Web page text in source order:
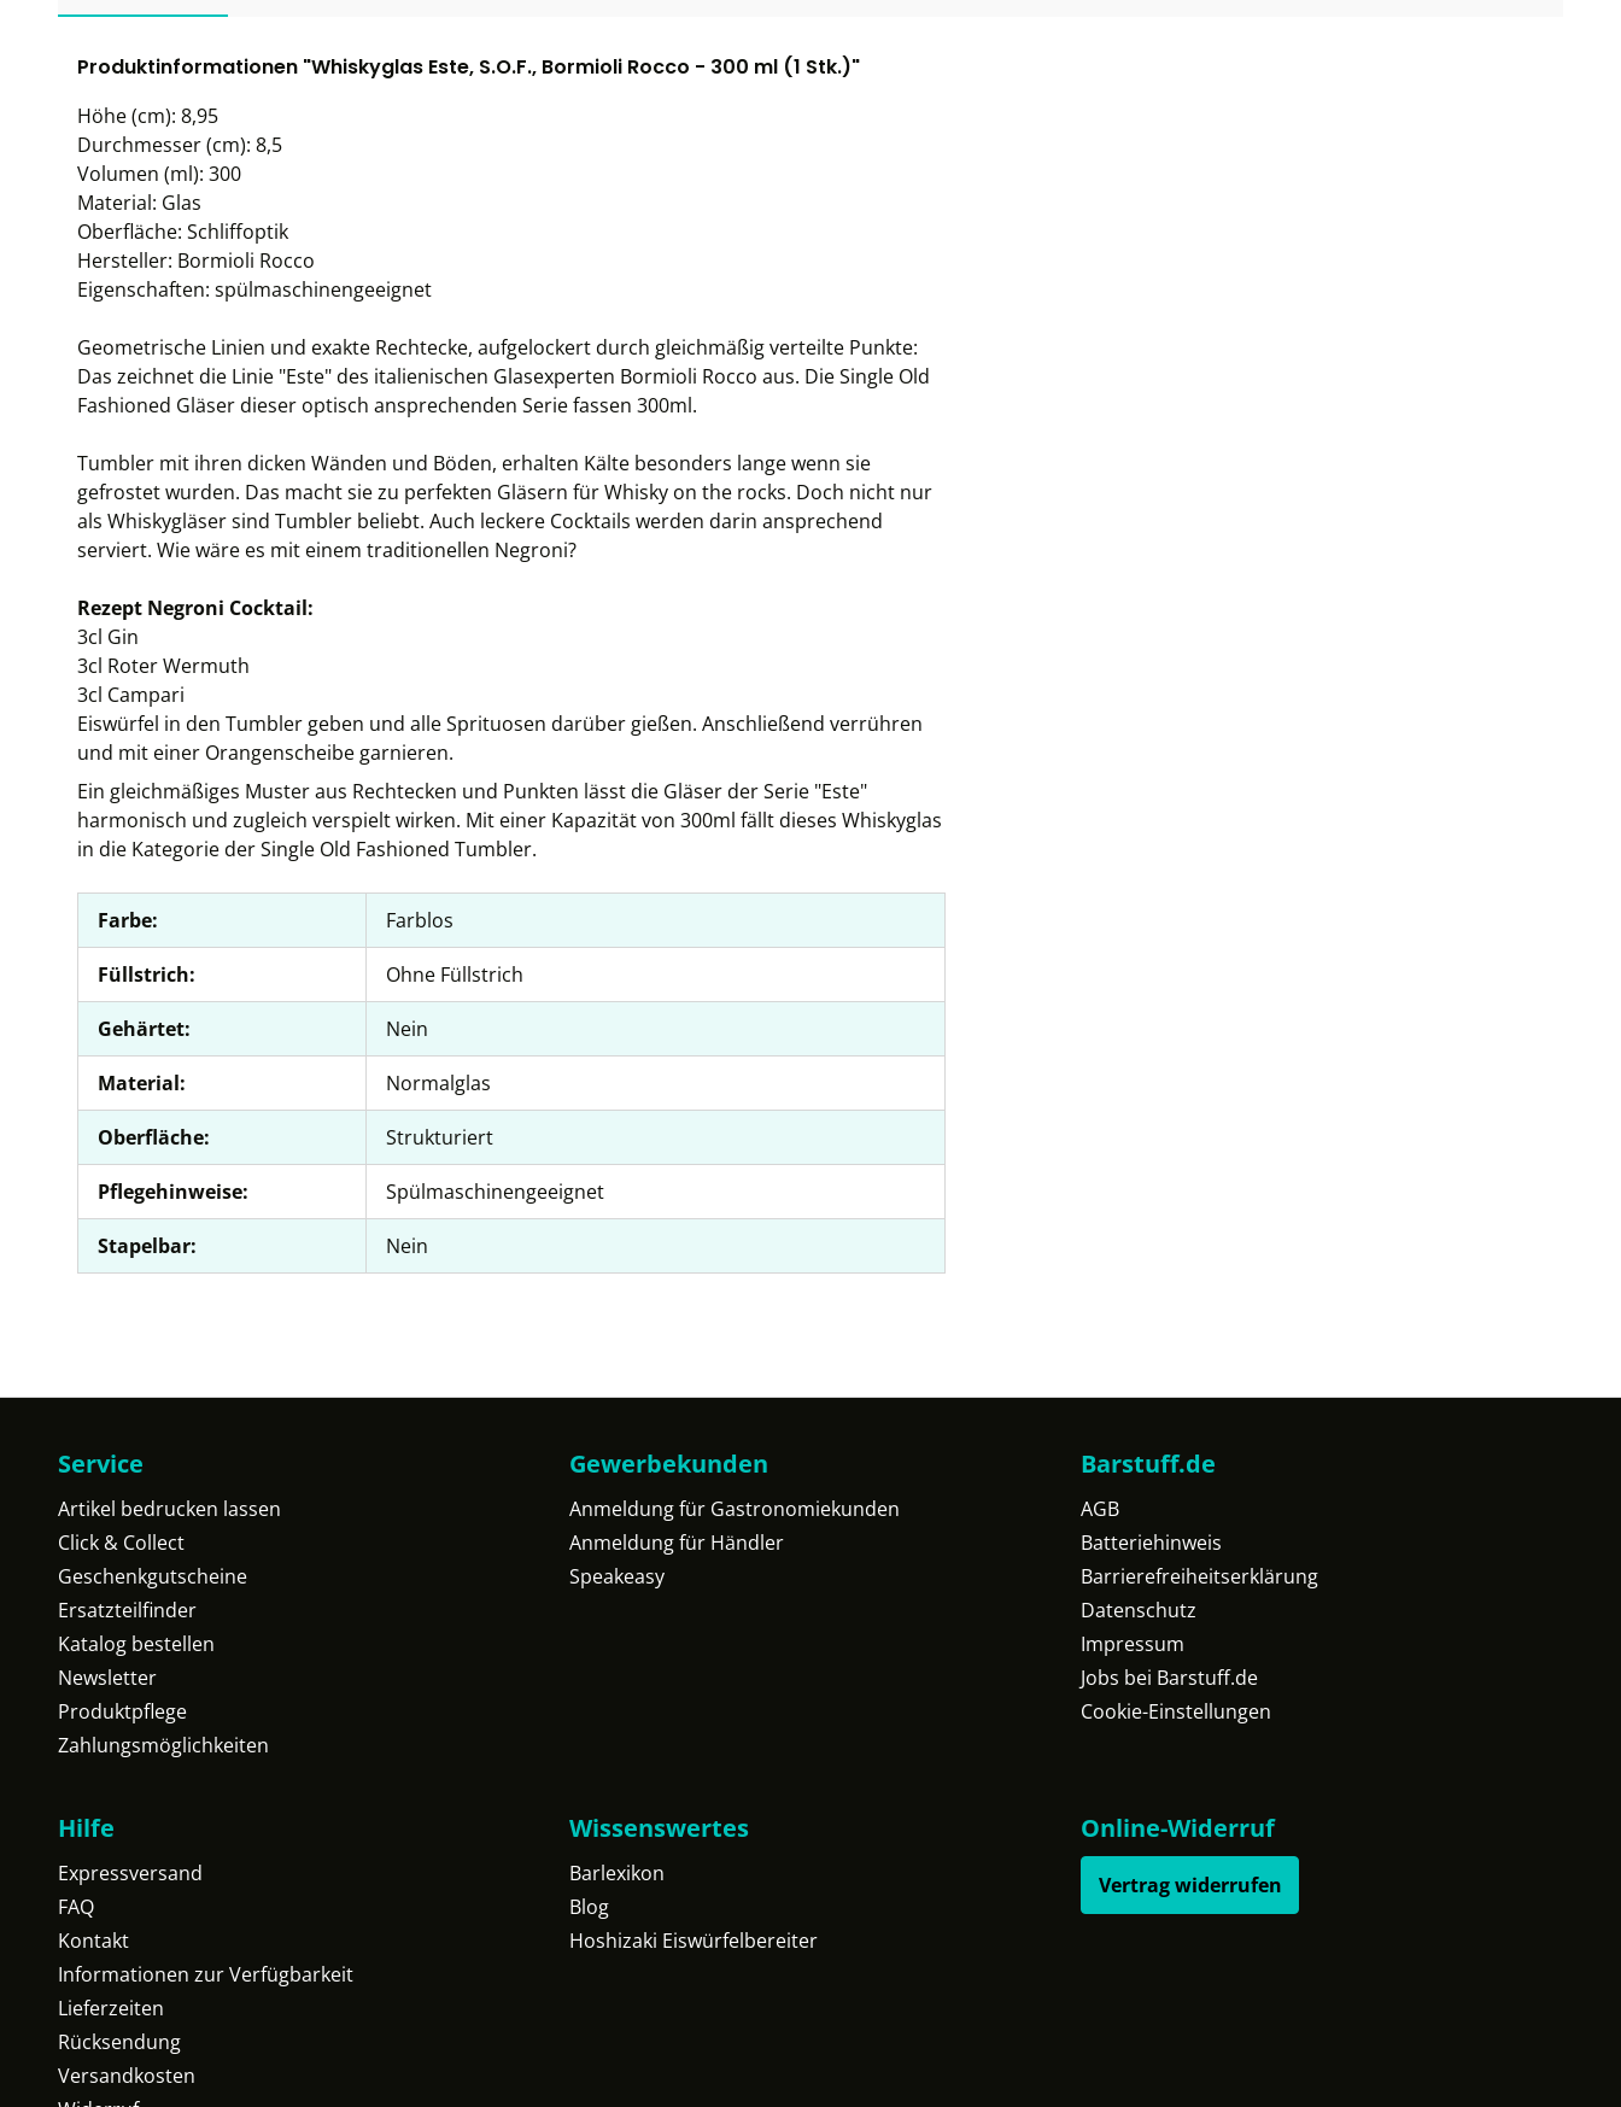
Produktinformationen "Whiskyglas Este, S.O.F., Bormioli Rocco - 300 ml (1 Stk.)"
Höhe (cm): 8,95
Durchmesser (cm): 8,5
Volumen (ml): 300
Material: Glas
Oberfläche: Schliffoptik
Hersteller: Bormioli Rocco
Eigenschaften: spülmaschinengeeignet
Geometrische Linien und exakte Rechtecke, aufgelockert durch gleichmäßig verteilte Punkte:
Das zeichnet die Linie "Este" des italienischen Glasexperten Bormioli Rocco aus. Die Single Old
Fashioned Gläser dieser optisch ansprechenden Serie fassen 300ml.
Tumbler mit ihren dicken Wänden und Böden, erhalten Kälte besonders lange wenn sie
gefrostet wurden. Das macht sie zu perfekten Gläsern für Whisky on the rocks. Doch nicht nur
als Whiskygläser sind Tumbler beliebt. Auch leckere Cocktails werden darin ansprechend
serviert. Wie wäre es mit einem traditionellen Negroni?
Rezept Negroni Cocktail:
3cl Gin
3cl Roter Wermuth
3cl Campari
Eiswürfel in den Tumbler geben und alle Sprituosen darüber gießen. Anschließend verrühren
und mit einer Orangenscheibe garnieren.
Ein gleichmäßiges Muster aus Rechtecken und Punkten lässt die Gläser der Serie "Este"
harmonisch und zugleich verspielt wirken. Mit einer Kapazität von 300ml fällt dieses Whiskyglas
in die Kategorie der Single Old Fashioned Tumbler.
Farbe: Farblos
Füllstrich: Ohne Füllstrich
Gehärtet: Nein
Material: Normalglas
Oberfläche: Strukturiert
Pflegehinweise: Spülmaschinengeeignet
Stapelbar: Nein
Service
Artikel bedrucken lassen
Click & Collect
Geschenkgutscheine
Ersatzteilfinder
Katalog bestellen
Newsletter
Produktpflege
Zahlungsmöglichkeiten
Gewerbekunden
Anmeldung für Gastronomiekunden
Anmeldung für Händler
Speakeasy
Barstuff.de
AGB
Batteriehinweis
Barrierefreiheitserklärung
Datenschutz
Impressum
Jobs bei Barstuff.de
Cookie-Einstellungen
Hilfe
Expressversand
FAQ
Kontakt
Informationen zur Verfügbarkeit
Lieferzeiten
Rücksendung
Versandkosten
Wissenswertes
Barlexikon
Blog
Hoshizaki Eiswürfelbereiter
Online-Widerruf
Vertrag widerrufen